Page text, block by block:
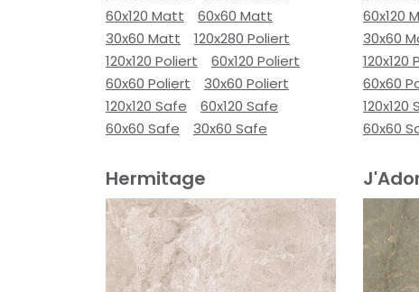
60x120 Matt
60x60 Matt
30x60 Matt
120x280 Poliert
120x120 Poliert
60x120 Poliert
60x60 Poliert
30x60 Poliert
120x120 Safe
60x120 Safe
60x60 Safe
30x60 Safe
60x120
30x60
120x120
60x60
120x120
60x60
Hermitage